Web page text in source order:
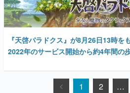
『天啓パラドクス』が8月26日13時を
2022年のサービス開始から約4年間の
1 2 …